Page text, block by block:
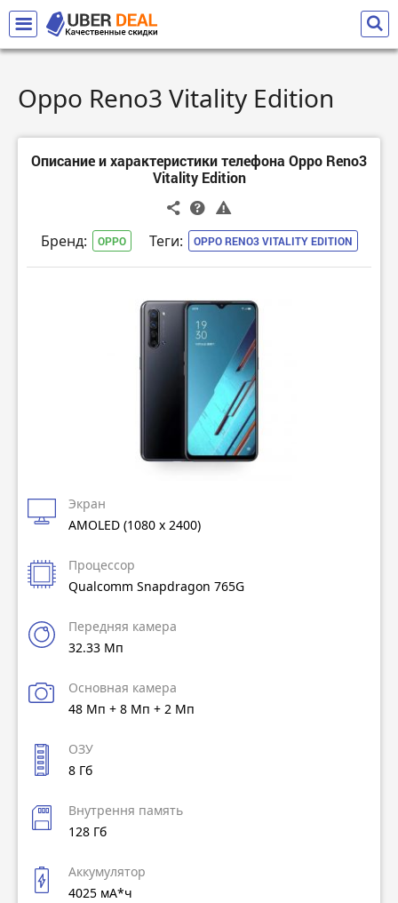
Oppo Reno3 Vitality Edition
Описание и характеристики телефона Oppo Reno3
Vitality Edition
Бренд: OPPO Теги: OPPO RENO3 VITALITY EDITION
Экран
AMOLED (1080 x 2400)
Процессор
Qualcomm Snapdragon 765G
Передняя камера
32.33 Мп
Основная камера
48 Мп + 8 Мп + 2 Мп
ОЗУ
8 Гб
Внутрення память
128 Гб
Аккумулятор
4025 мА*ч